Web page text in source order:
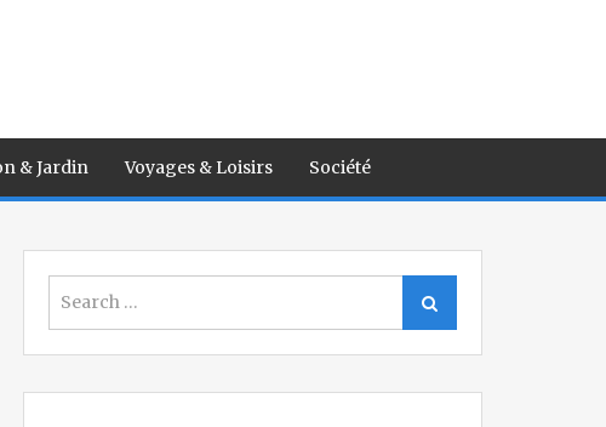
& Jardin Voyages & Loisirs Société
for:
Search